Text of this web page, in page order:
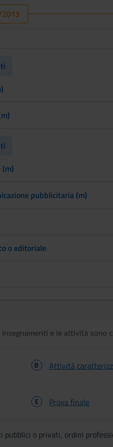
pubblicitaria (m)
o editoriale
e le attività
B Attività
E Prova finale
pubblici o privati, ordini